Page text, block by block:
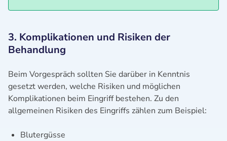
3. Komplikationen und Risiken der
Behandlung
Beim Vorgespräch sollten Sie darüber in Kenntnis
gesetzt werden, welche Risiken und möglichen
Komplikationen beim Eingriff bestehen. Zu den
allgemeinen Risiken des Eingriffs zählen zum Beispiel:
Blutergüsse